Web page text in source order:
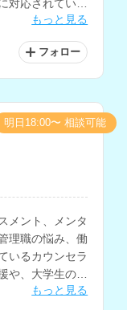
対応されていま
もお持ちです。
もっと見る
フォロー
メント、メンタ
理職の悩み、働
いるカウンセラ
や、大学生の就
もっと見る
明日18:00〜 相談可能